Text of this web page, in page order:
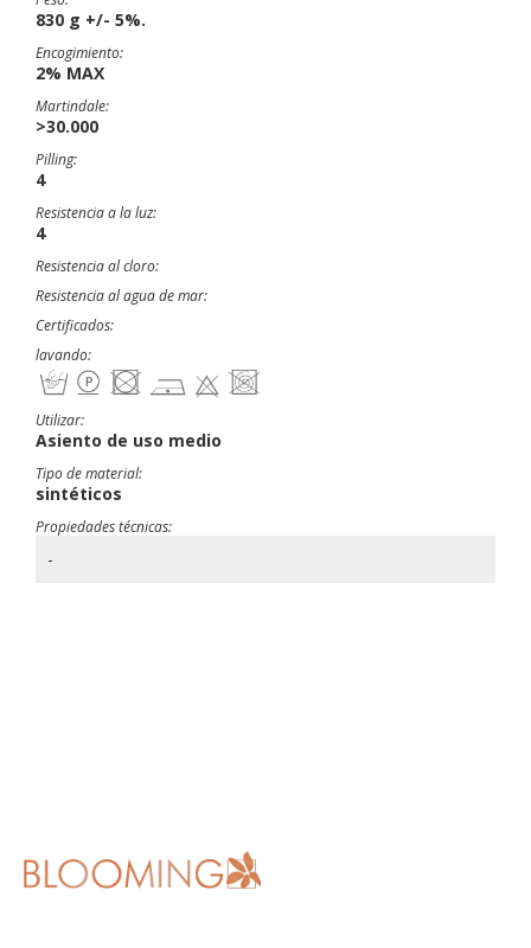
830 g +/- 5%.
Encogimiento:
2% MAX
Martindale:
>30.000
Pilling:
4
Resistencia a la luz:
4
Resistencia al cloro:
Resistencia al agua de mar:
Certificados:
lavando:
Utilizar:
Asiento de uso medio
Tipo de material:
sintéticos
Propiedades técnicas:
-